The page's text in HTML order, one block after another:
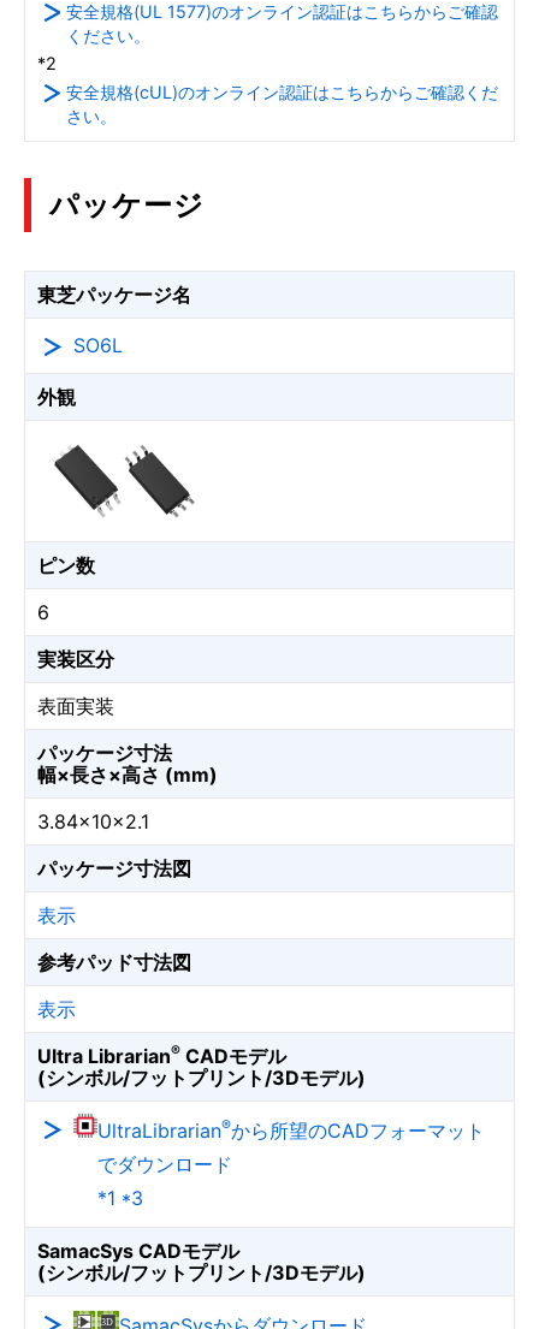
安全規格(UL 1577)のオンライン認証はこちらからご確認
ください。
*2
安全規格(cUL)のオンライン認証はこちらからご確認くだ
さい。
パッケージ
東芝パッケージ名
SO6L
外観
ピン数
6
実装区分
表面実装
パッケージ寸法
幅×長さ×高さ (mm)
3.84×10×2.1
パッケージ寸法図
表示
参考パッド寸法図
表示
Ultra Librarian® CADモデル
(シンボル/フットプリント/3Dモデル)
UltraLibrarian®から所望のCADフォーマット
でダウンロード
*1 *3
SamacSys CADモデル
(シンボル/フットプリント/3Dモデル)